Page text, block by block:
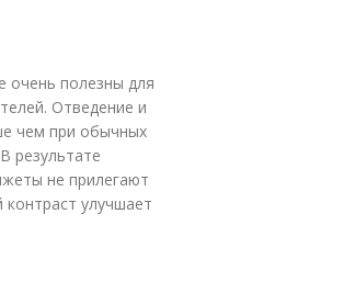
очень полезны для
Отведение и
чем при обычных
результате
не прилегают
контраст улучшает